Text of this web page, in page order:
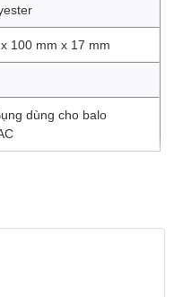
100 mm x 17 mm
dùng cho balo